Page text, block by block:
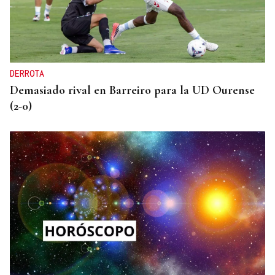
DERROTA
Demasiado rival en Barreiro para la UD Ourense
(2-0)